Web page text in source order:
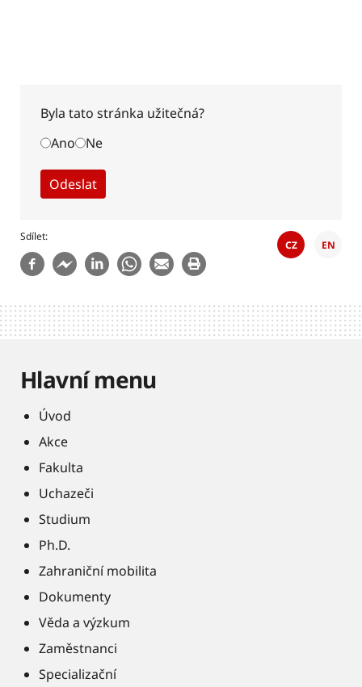
Byla tato stránka užitečná?
Ano
Ne
Sdílet
CZ EN
Hlavní menu
Úvod
Akce
Fakulta
Uchazeči
Studium
Ph.D.
Zahraniční mobilita
Dokumenty
Věda a výzkum
Zaměstnanci
Specializační